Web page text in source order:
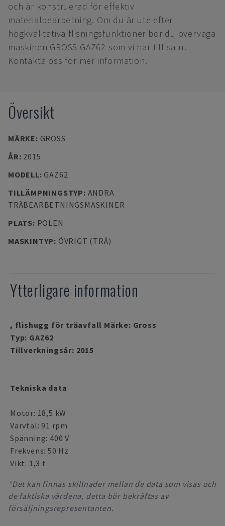
och är konstruerad för effektiv
materialbearbetning. Om du är ute efter
högkvalitativa flisningsfunktioner bör du överväga
maskinen GROSS GAZ62 som vi har till salu.
Kontakta oss för mer information.
Översikt
MÄRKE: GROSS
ÅR: 2015
MODELL: GAZ62
TILLÄMPNINGSTYP: ANDRA
TRÄBEARBETNINGSMASKINER
PLATS: POLEN
MASKINTYP: ÖVRIGT (TRÄ)
Ytterligare information
, flishugg för träavfall Märke: Gross
Typ: GAZ62
Tillverkningsår: 2015
Tekniska data
Motor: 18,5 kW
Varvtal: 91 rpm
Spänning: 400 V
Frekvens: 50 Hz
Vikt: 1,3 t
*Det kan finnas skillnader mellan de data som visas och
de faktiska värdena, detta bör bekräftas av
försäljningsrepresentanten.